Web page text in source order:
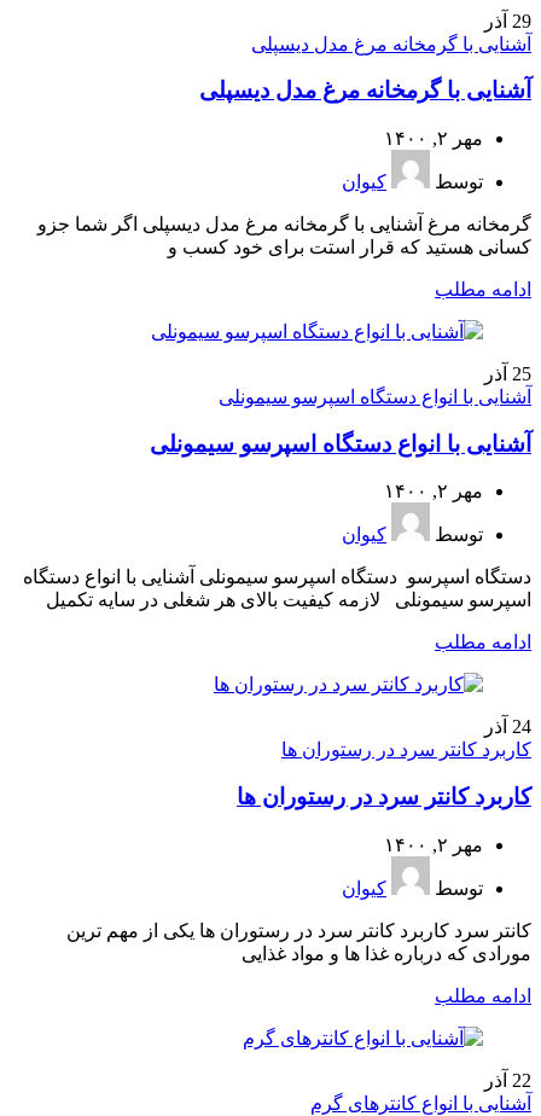
29 آذر
آشنایی با گرمخانه مرغ مدل دیسپلی
آشنایی با گرمخانه مرغ مدل دیسپلی
مهر ۲, ۱۴۰۰
توسط کیوان
گرمخانه مرغ آشنایی با گرمخانه مرغ مدل دیسپلی اگر شما جزو
کسانی هستید که قرار استت برای خود کسب و
ادامه مطلب
25 آذر
آشنایی با انواع دستگاه اسپرسو سیمونلی
آشنایی با انواع دستگاه اسپرسو سیمونلی
مهر ۲, ۱۴۰۰
توسط کیوان
دستگاه اسپرسو دستگاه اسپرسو سیمونلی آشنایی با انواع دستگاه
اسپرسو سیمونلی لازمه کیفیت بالای هر شغلی در سایه تکمیل
ادامه مطلب
24 آذر
کاربرد کانتر سرد در رستوران ها
کاربرد کانتر سرد در رستوران ها
مهر ۲, ۱۴۰۰
توسط کیوان
کانتر سرد کاربرد کانتر سرد در رستوران ها یکی از مهم ترین
مورادی که درباره غذا ها و مواد غذایی
ادامه مطلب
22 آذر
آشنایی با انواع کانترهای گرم